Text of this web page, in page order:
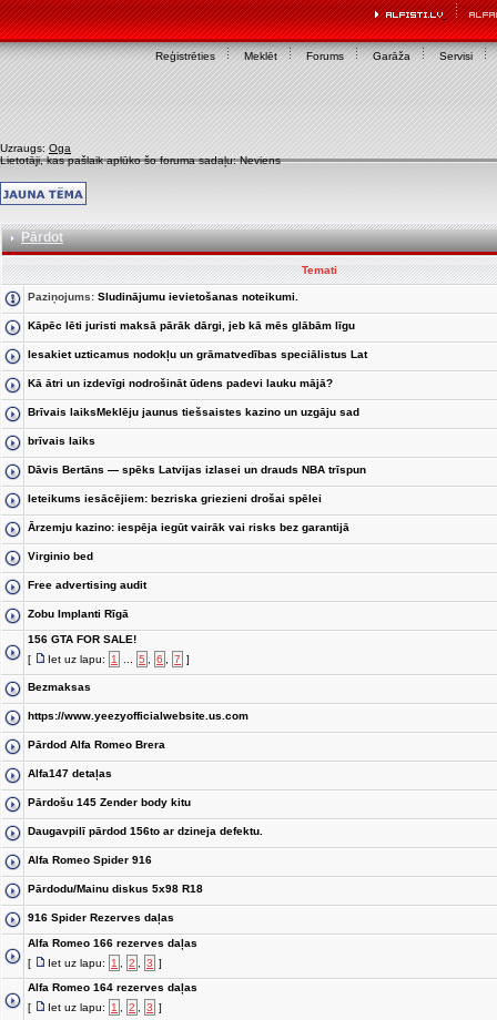
Reģistrēties Meklēt Forums Garāža Servisi
Uzraugs: Oga
Lietotāji, kas pašlaik aplūko šo foruma sadaļu: Neviens
Pārdot
Temati
Paziņojums: Sludinājumu ievietošanas noteikumi.
Kāpēc lēti juristi maksā pārāk dārgi, jeb kā mēs glābām līgu
Iesakiet uzticamus nodokļu un grāmatvedības speciālistus Lat
Kā ātri un izdevīgi nodrošināt ūdens padevi lauku mājā?
Brīvais laiksMeklēju jaunus tiešsaistes kazino un uzgāju sad
brīvais laiks
Dāvis Bertāns — spēks Latvijas izlasei un drauds NBA trīspun
Ieteikums iesācējiem: bezriska griezieni drošai spēlei
Ārzemju kazino: iespēja iegūt vairāk vai risks bez garantijā
Virginio bed
Free advertising audit
Zobu Implanti Rīgā
156 GTA FOR SALE!
[
Iet uz lapu: 1 5 6 7 ]
Bezmaksas
https://www.yeezyofficialwebsite.us.com
Pārdod Alfa Romeo Brera
Alfa147 detaļas
Pārdošu 145 Zender body kitu
Daugavpilī pārdod 156to ar dzineja defektu.
Alfa Romeo Spider 916
Pārdodu/Mainu diskus 5x98 R18
916 Spider Rezerves daļas
Alfa Romeo 166 rezerves daļas
[
Iet uz lapu: 1 2 3 ]
Alfa Romeo 164 rezerves daļas
[
Iet uz lapu: 1 2 3 ]